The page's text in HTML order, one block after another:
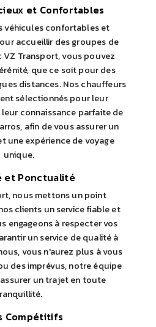
et Confortables
véhicules confortables et
accueillir des groupes de
Transport, vous pouvez
que ce soit pour des
distances. Nos chauffeurs
sélectionnés pour leur
connaissance parfaite de
afin de vous assurer un
une expérience de voyage
unique.
et Ponctualité
nous mettons un point
clients un service fiable et
engageons à respecter vos
un service de qualité à
vous n'aurez plus à vous
des imprévus, notre équipe
un trajet en toute
Compétitifs